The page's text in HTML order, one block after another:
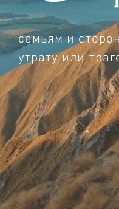
семьям и
утрату или